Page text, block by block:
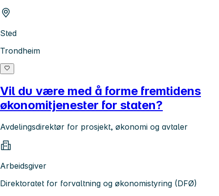
Sted
Trondheim
Vil du være med å forme fremtidens
økonomitjenester for staten?
Avdelingsdirektør for prosjekt, økonomi og avtaler
Arbeidsgiver
Direktoratet for forvaltning og økonomistyring (DFØ)